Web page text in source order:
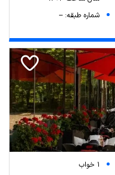
شماره طبقه: --
1 خواب